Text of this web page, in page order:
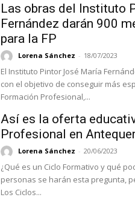
Las obras del Instituto
Fernández darán 900
para la FP
Lorena Sánchez - 18/07/2023
El Instituto Pintor José María
con el objetivo de conseguir más
Formación Profesional,...
Así es la oferta
Profesional en
Lorena Sánchez - 20/06/2023
¿Qué es un Ciclo Formativo y qué
personas se harán esta pregunta,
Los Ciclos...